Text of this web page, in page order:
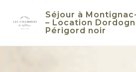
Séjour à
– Location
Périgord noir